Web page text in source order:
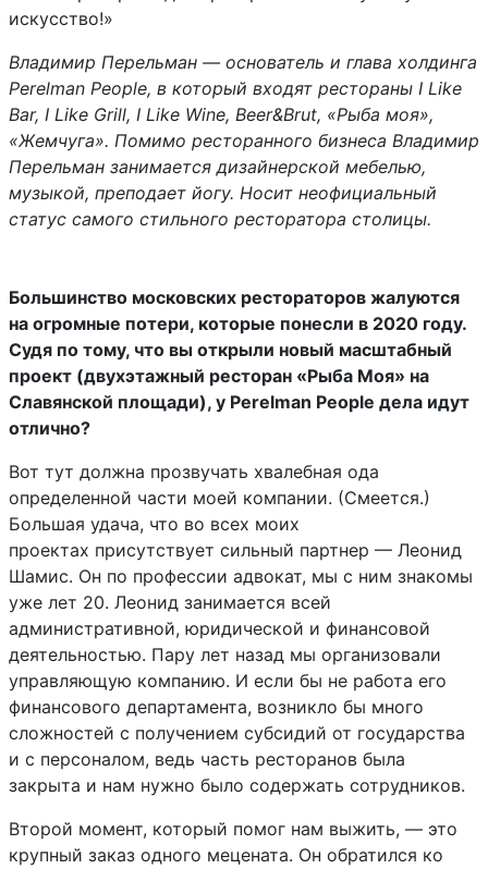
Владимир Перельман — основатель и глава холдинга
Perelman People, в который входят рестораны I Like
Bar, I Like Grill, I Like Wine, Beer&Brut, «Рыба моя»,
«Жемчуга». Помимо ресторанного бизнеса Владимир
Перельман занимается дизайнерской мебелью,
музыкой, преподает йогу. Носит неофициальный
статус самого стильного ресторатора столицы.
Большинство московских рестораторов жалуются
на огромные потери, которые понесли в 2020 году.
Судя по тому, что вы открыли новый масштабный
проект (двухэтажный ресторан «Рыба Моя» на
Славянской площади), у Perelman People дела идут
отлично?
Вот тут должна прозвучать хвалебная ода
определенной части моей компании. (Смеется.)
Большая удача, что во всех моих
проектах присутствует сильный партнер — Леонид
Шамис. Он по профессии адвокат, мы с ним знакомы
уже лет 20. Леонид занимается всей
административной, юридической и финансовой
деятельностью. Пару лет назад мы организовали
управляющую компанию. И если бы не работа его
финансового департамента, возникло бы много
сложностей с получением субсидий от государства
и с персоналом, ведь часть ресторанов была
закрыта и нам нужно было содержать сотрудников.
Второй момент, который помог нам выжить, — это
крупный заказ одного мецената. Он обратился ко